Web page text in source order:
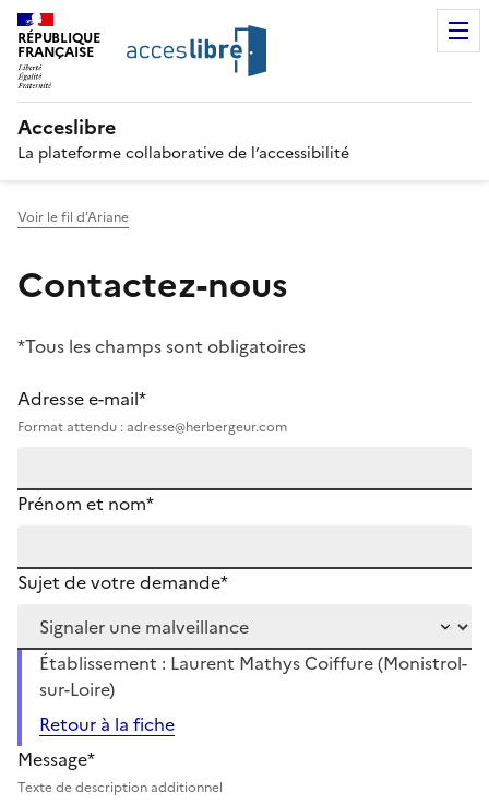
RÉPUBLIQUE
FRANÇAISE
Acceslibre
La plateforme collaborative de l’accessibilité
Voir le fil d'Ariane
Contactez-nous
*Tous les champs sont obligatoires
Adresse e-mail*
Format attendu : adresse@herbergeur.com
Prénom et nom*
Sujet de votre demande*
Établissement : Laurent Mathys Coiffure (Monistrol-
sur-Loire)
Retour à la fiche
Message*
Texte de description additionnel